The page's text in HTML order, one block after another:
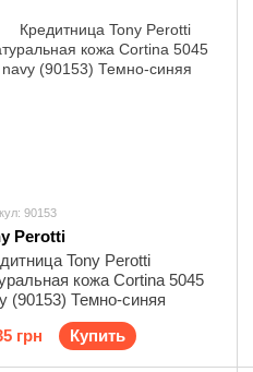
90153
Perotti
Tony Perotti
кожа Cortina 5045
(90153) Темно-синяя
грн
Купить